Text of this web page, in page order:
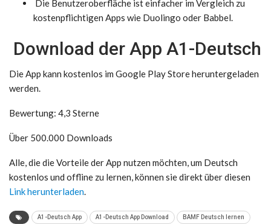
Die Benutzeroberfläche ist einfacher im Vergleich zu
kostenpflichtigen Apps wie Duolingo oder Babbel.
Download der App A1-Deutsch
Die App kann kostenlos im Google Play Store heruntergeladen
werden.
Bewertung: 4,3 Sterne
Über 500.000 Downloads
Alle, die die Vorteile der App nutzen möchten, um Deutsch
kostenlos und offline zu lernen, können sie direkt über diesen
Link herunterladen.
A1-Deutsch App A1-Deutsch App Download BAMF Deutsch lernen